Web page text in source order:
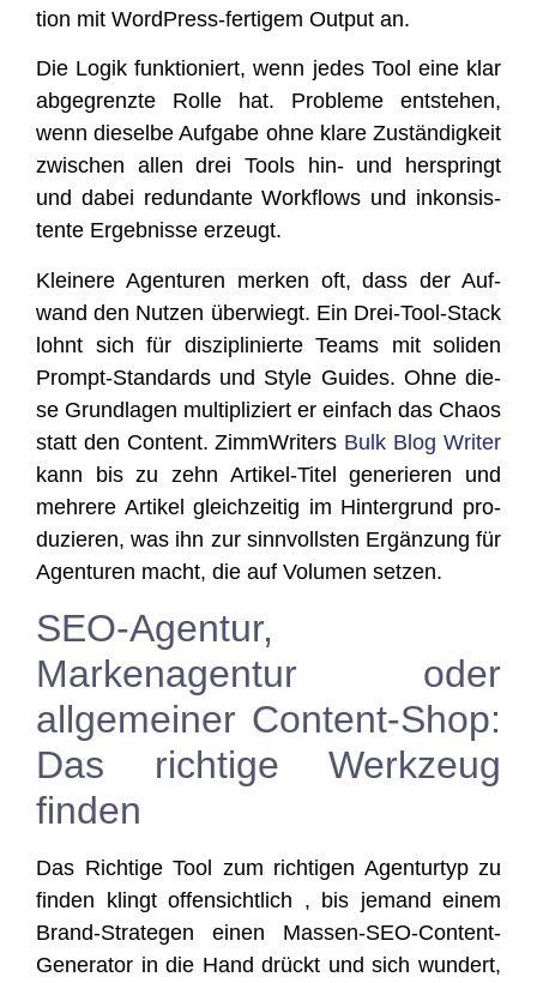
ti­on mit Word­Press-fer­ti­gem Out­put an.
Die Logik funk­tio­niert, wenn jedes Tool eine klar
abge­grenz­te Rol­le hat. Pro­ble­me ent­ste­hen,
wenn die­sel­be Auf­ga­be ohne kla­re Zustän­dig­keit
zwi­schen allen drei Tools hin- und her­springt
und dabei red­un­dan­te Work­flows und inkon­sis­
ten­te Ergeb­nis­se erzeugt.
Klei­ne­re Agen­tu­ren mer­ken oft, dass der Auf­
wand den Nut­zen über­wiegt. Ein Drei-Tool-Stack
lohnt sich für dis­zi­pli­nier­te Teams mit soli­den
Prompt-Stan­dards und Style Gui­des. Ohne die­
se Grund­la­gen mul­ti­pli­ziert er ein­fach das Cha­os
statt den Con­tent. Zimm­Wri­ters Bulk Blog Wri­ter
kann bis zu zehn Arti­kel-Titel gene­rie­ren und
meh­re­re Arti­kel gleich­zei­tig im Hin­ter­grund pro­
du­zie­ren, was ihn zur sinn­volls­ten Ergän­zung für
Agen­tu­ren macht, die auf Volu­men setzen.
SEO-Agentur,
Markenagentur oder
allgemeiner Content-Shop:
Das richtige Werkzeug
finden
Das Rich­ti­ge Tool zum rich­ti­gen Agen­tur­typ zu
fin­den klingt offen­sicht­lich , bis jemand einem
Brand-Stra­te­gen einen Mas­sen-SEO-Con­tent-
Gene­ra­tor in die Hand drückt und sich wun­dert,